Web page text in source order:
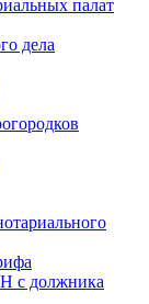
палат
дела
с должника